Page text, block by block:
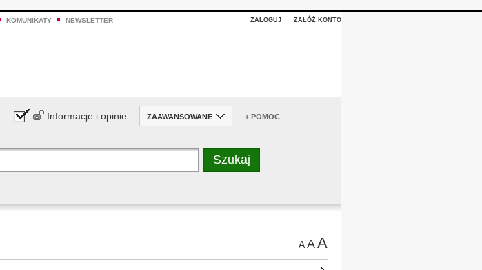
KOMUNIKATY NEWSLETTER ZALOGUJ ZAŁÓŻ KONTO
Informacje i opinie ZAAWANSOWANE + POMOC
AAA